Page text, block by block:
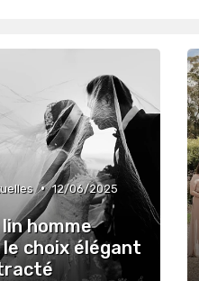
• 12/06/2025
homme
choix élégant